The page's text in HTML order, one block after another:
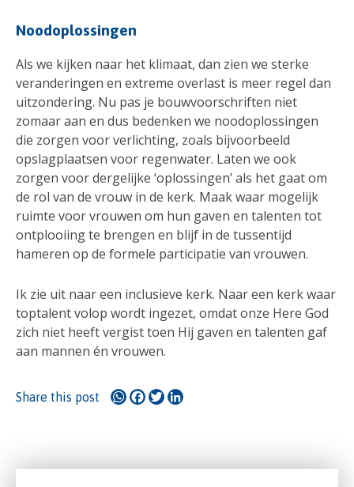
Noodoplossingen
Als we kijken naar het klimaat, dan zien we sterke
veranderingen en extreme overlast is meer regel dan
uitzondering. Nu pas je bouwvoorschriften niet
zomaar aan en dus bedenken we noodoplossingen
die zorgen voor verlichting, zoals bijvoorbeeld
opslagplaatsen voor regenwater. Laten we ook
zorgen voor dergelijke ‘oplossingen’ als het gaat om
de rol van de vrouw in de kerk. Maak waar mogelijk
ruimte voor vrouwen om hun gaven en talenten tot
ontplooiing te brengen en blijf in de tussentijd
hameren op de formele participatie van vrouwen.
Ik zie uit naar een inclusieve kerk. Naar een kerk waar
toptalent volop wordt ingezet, omdat onze Here God
zich niet heeft vergist toen Hij gaven en talenten gaf
aan mannen én vrouwen.
Share this post WhatsApp
Facebook
Twitter